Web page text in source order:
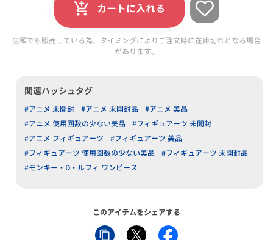
カートに入れる
店頭でも販売している為、タイミングによりご注文時に在庫切れとなる場合
があります。
関連ハッシュタグ
#アニメ 未開封 #アニメ 未開封品
#アニメ 美品
#アニメ 使用回数の少ない美品
#フィギュアーツ 未開封
#アニメ フィギュアーツ
#フィギュアーツ 美品
#フィギュアーツ 使用回数の少ない美品
#フィギュアーツ 未開封品
#モンキー・D・ルフィ ワンピース
このアイテムをシェアする